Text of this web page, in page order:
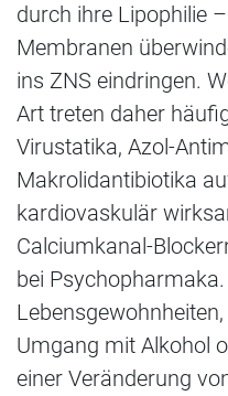
durch ihre Lipophilie
Membranen
ins ZNS eindringen.
Art treten daher
Virustatika, Azol-
Makrolidantibiotika
kardiovaskulär
Calciumkanal-
bei
Umgang mit Alkohol
einer Veränderung